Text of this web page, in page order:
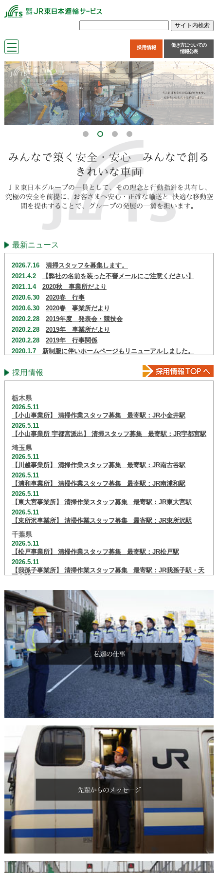
採用情報
働き方についての
情報公表
みんなで築く安全・安心 みんなで創る
きれいな車両
ＪＲ東日本グループの一員として、その理念と行動指針を共有し、
究極の安全を前提に、お客さまへ安心・正確な輸送と 快適な移動空
間を提供することで、グループの発展の一翼を担います。
最新ニュース
2026.7.16
清掃スタッフを募集します。
2021.4.2
【弊社の名前を装った不審メールにご注意ください】
2021.1.4
2020秋 事業所だより
2020.6.30
2020春 行事
2020.6.30
2020春 事業所だより
2020.2.28
2019年度 発表会・競技会
2020.2.28
2019年 事業所だより
2020.2.28
2019年 行事関係
2020.1.7
新制服に伴いホームページもリニューアルしました。
採用情報
栃木県
2026.5.11
【小山事業所】
清掃作業スタッフ募集
最寄駅：JR小金井駅
2026.5.11
【小山事業所 宇都宮派出】
清掃スタッフ募集 最寄駅：JR宇都宮駅
埼玉県
2026.5.11
【川越事業所】
清掃作業スタッフ募集
最寄駅：JR南古谷駅
2026.5.11
【浦和事業所】
清掃作業スタッフ募集
最寄駅：JR南浦和駅
2026.5.11
【東大宮事業所】
清掃作業スタッフ募集
最寄駅：JR東大宮駅
2026.5.11
【東所沢事業所】
清掃作業スタッフ募集 最寄駅：JR東所沢駅
千葉県
2026.5.11
【松戸事業所】
清掃作業スタッフ募集
最寄駅：JR松戸駅
2026.5.11
【我孫子事業所】
清掃作業スタッフ募集
最寄駅：JR我孫子駅・天
王台駅
東京都
2026.5.11
【蒲田事業所】 清掃作業スタッフ募集
2026.7.16
【池袋事業所】 清掃作業スタッフ募集
最寄駅：東武東上線 北池袋
駅
2026.5.11
【三鷹事業所 中野派出】
清掃作業スタッフ募集
最寄駅：JR中野駅
2026.5.11
【三鷹事業所】
清掃作業スタッフ募集
最寄駅：JR三鷹駅
【田町事業所】
清掃作業スタッフ募集
最寄駅：JR高輪ゲートウェ
イ駅
2026.5.22
【山手事業所】
清掃作業スタッフ募集
最寄駅：JR大井町駅
2026.5.11
【尾久事業所】
清掃作業スタッフ募集
最寄駅：JR上中里駅
2026.5.11
【小金井事業所】
清掃作業スタッフ募集
最寄駅：JR武蔵小金井駅
2026.5.11
【豊田事業所 及び 拝島派出】 清掃作業スタッフ募集
豊田駅
神奈川県
2026.7.16
【弁天橋派出】 清掃スタッフ募集
最寄駅：JR弁天橋駅
2026.5.11
【橋本事業所(磯子派出・東神奈川派出)】
清掃作業スタッフ募集
最寄駅：JR磯子駅
【国府津事業所 茅ヶ崎派出】 清掃作業スタッフ募集
最寄駅：JR茅
ヶ崎駅
私達の仕事
先輩からのメッセージ